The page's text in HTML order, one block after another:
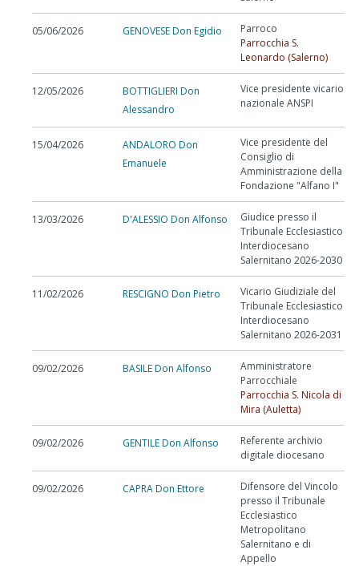
05/06/2026 GENOVESE Don Egidio
Parroco
Parrocchia S.
Leonardo (Salerno)
12/05/2026
BOTTIGLIERI Don
Alessandro
Vice presidente vicario
nazionale ANSPI
15/04/2026
ANDALORO Don
Emanuele
Vice presidente del
Consiglio di
Amministrazione della
Fondazione "Alfano I"
13/03/2026 D'ALESSIO Don Alfonso
Giudice presso il
Tribunale Ecclesiastico
Interdiocesano
Salernitano 2026-2030
11/02/2026 RESCIGNO Don Pietro
Vicario Giudiziale del
Tribunale Ecclesiastico
Interdiocesano
Salernitano 2026-2031
09/02/2026 BASILE Don Alfonso
Amministratore
Parrocchiale
Parrocchia S. Nicola di
Mira (Auletta)
09/02/2026 GENTILE Don Alfonso
Referente archivio
digitale diocesano
09/02/2026 CAPRA Don Ettore
Difensore del Vincolo
presso il Tribunale
Ecclesiastico
Metropolitano
Salernitano e di
Appello